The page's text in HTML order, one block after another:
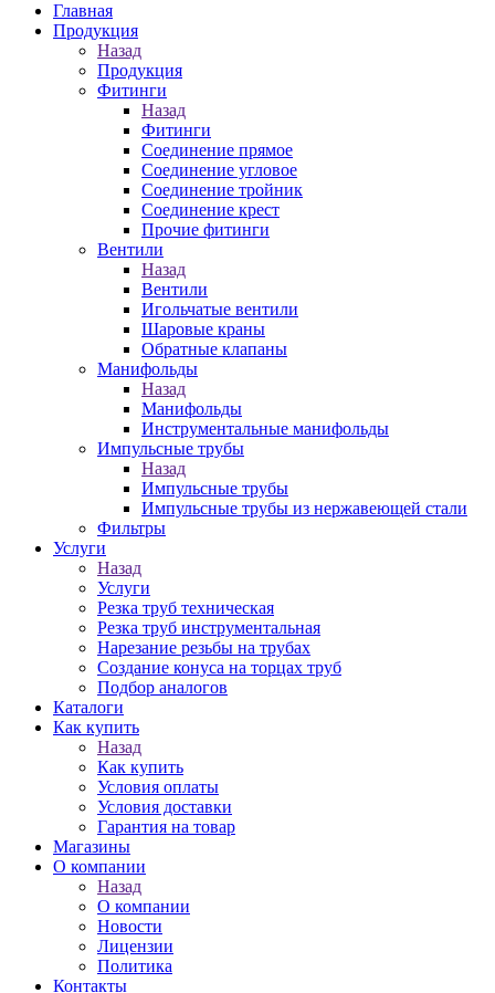
Главная
Продукция
Назад
Продукция
Фитинги
Назад
Фитинги
Соединение прямое
Соединение угловое
Соединение тройник
Соединение крест
Прочие фитинги
Вентили
Назад
Вентили
Игольчатые вентили
Шаровые краны
Обратные клапаны
Манифольды
Назад
Манифольды
Инструментальные манифольды
Импульсные трубы
Назад
Импульсные трубы
Импульсные трубы из нержавеющей стали
Фильтры
Услуги
Назад
Услуги
Резка труб техническая
Резка труб инструментальная
Нарезание резьбы на трубах
Создание конуса на торцах труб
Подбор аналогов
Каталоги
Как купить
Назад
Как купить
Условия оплаты
Условия доставки
Гарантия на товар
Магазины
О компании
Назад
О компании
Новости
Лицензии
Политика
Контакты